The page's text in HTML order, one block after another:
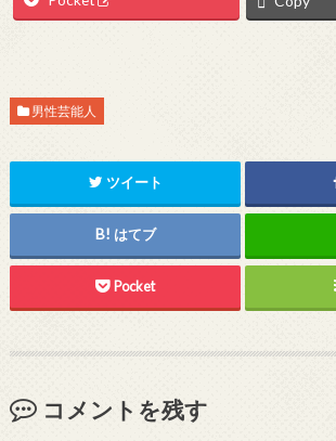
男性芸能人
ツイート
はてブ
Pocket
コメントを残す